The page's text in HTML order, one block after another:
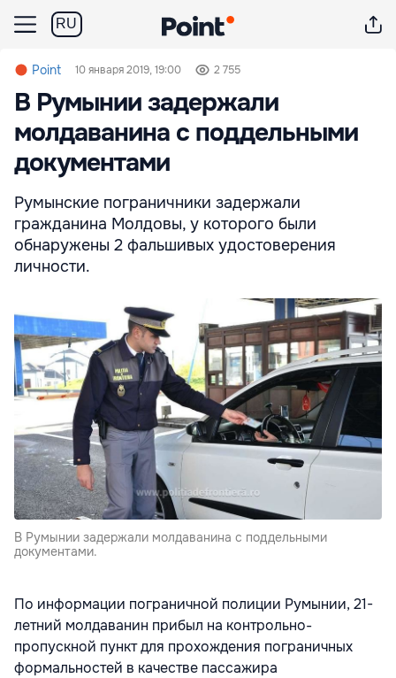
RU
Point 10 января 2019, 19:00 2 755
В Румынии задержали
молдаванина с поддельными
документами
Румынские пограничники задержали
гражданина Молдовы, у которого были
обнаружены 2 фальшивых удостоверения
личности.
В Румынии задержали молдаванина с поддельными
документами.
По информации пограничной полиции Румынии, 21-
летний молдаванин прибыл на контрольно-
пропускной пункт для прохождения пограничных
формальностей в качестве пассажира